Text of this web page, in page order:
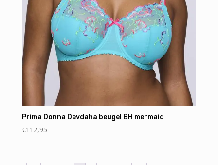
Prima Donna Devdaha beugel BH mermaid
€112,95